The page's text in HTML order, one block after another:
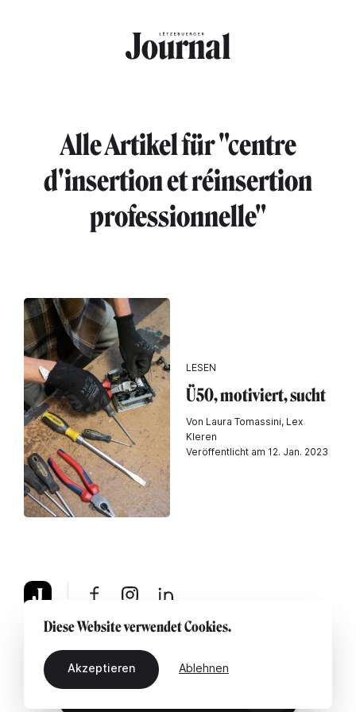
Alle Artikel für "centre
d'insertion et réinsertion
professionnelle"
LESEN
Ü50, motiviert, sucht
Von Laura Tomassini, Lex
Kleren
Veröffentlicht am 12. Jan. 2023
Über uns Rechtshinweis Kontaktiere uns
Diese Website verwendet Cookies.
Akzeptieren Ablehnen